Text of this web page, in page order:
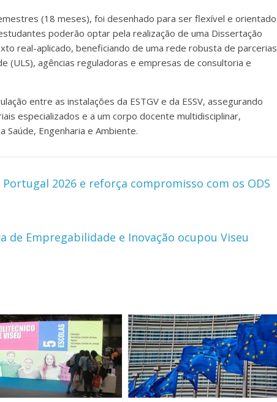
(18 meses), foi desenhado para ser flexível e orientado
poderão optar pela realização de uma Dissertação
real-aplicado, beneficiando de uma rede robusta de parcerias
(ULS), agências reguladoras e empresas de consultoria e
entre as instalações da ESTGV e da ESSV, assegurando
especializados e a um corpo docente multidisciplinar,
Engenharia e Ambiente.
2026 e reforça compromisso com os ODS
Empregabilidade e Inovação ocupou Viseu